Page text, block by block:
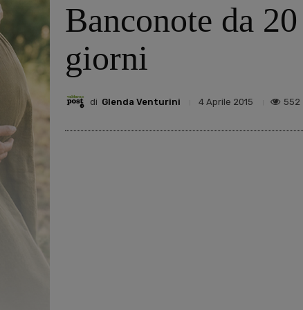
Banconote da
giorni
di Glenda Venturini 4 Aprile 2015 552